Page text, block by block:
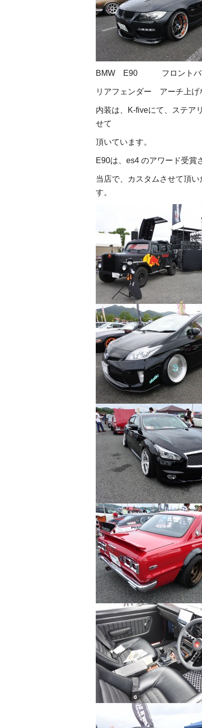
BMW E90 フロントバンパ
リアフェンダー アーチ上げ
内装は、K-fiveにて、ステア
せて
頂いています。
E90は、es4 のアワード受賞
当店で、カスタムさせて頂
す。